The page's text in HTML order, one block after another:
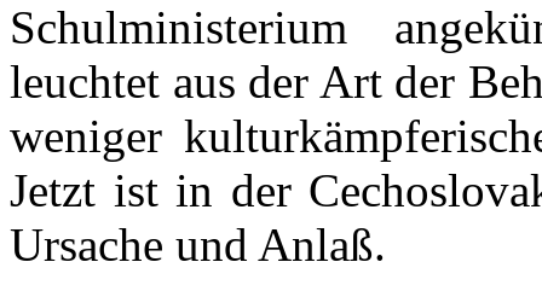
Schulministerium
leuchtet aus der Art der
weniger
Jetzt ist in der
Ursache und Anlaß.